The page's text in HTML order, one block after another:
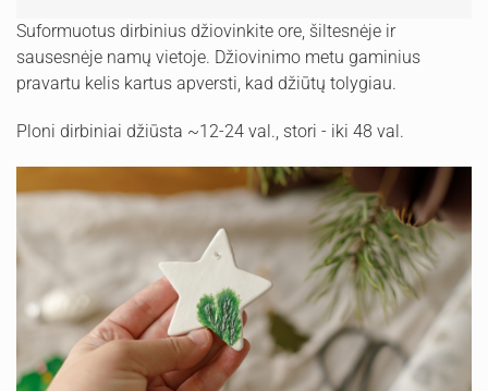
Suformuotus dirbinius džiovinkite ore, šiltesnėje ir
sausesnėje namų vietoje. Džiovinimo metu gaminius
pravartu kelis kartus apversti, kad džiūtų tolygiau.
Ploni dirbiniai džiūsta ~12-24 val., stori - iki 48 val.